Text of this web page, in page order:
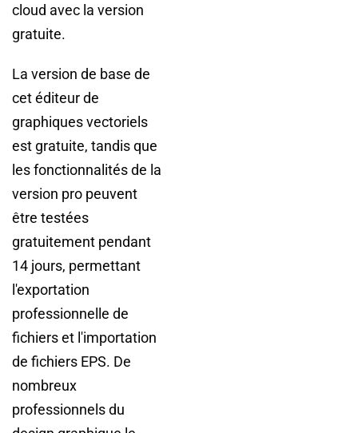
cloud avec la version
gratuite.
La version de base de
cet éditeur de
graphiques vectoriels
est gratuite, tandis que
les fonctionnalités de la
version pro peuvent
être testées
gratuitement pendant
14 jours, permettant
l'exportation
professionnelle de
fichiers et l'importation
de fichiers EPS. De
nombreux
professionnels du